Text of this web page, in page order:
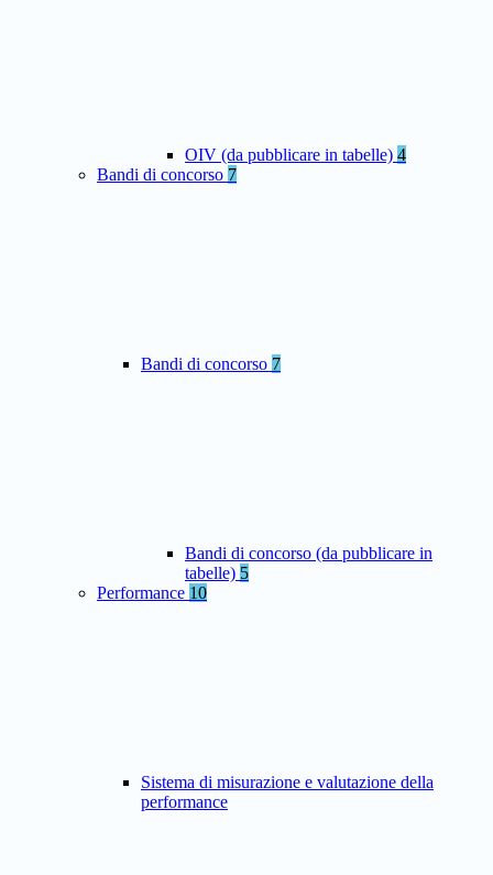
OIV (da pubblicare in tabelle) 4
Bandi di concorso 7
Bandi di concorso 7
Bandi di concorso (da pubblicare in
tabelle) 5
Performance 10
Sistema di misurazione e valutazione della
performance